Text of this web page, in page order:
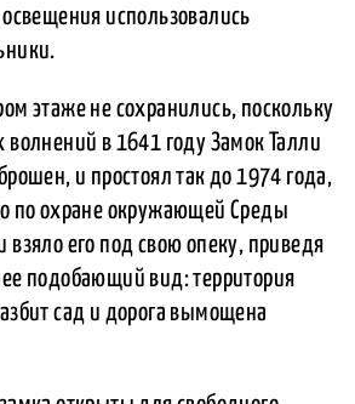
использовались
этаже не сохранились, поскольку
в 1641 году Замок Талли
и простоял так до 1974 года,
по охране окружающей Среды
взяло его под свою опеку, приведя
подобающий вид: территория
сад и дорога вымощена